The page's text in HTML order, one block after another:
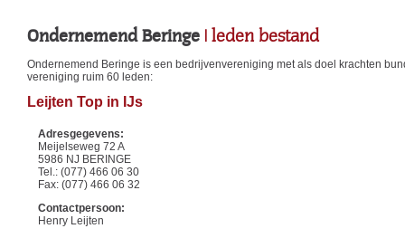
Ondernemend Beringe | leden bestand
Ondernemend Beringe is een bedrijvenvereniging met als doel krachten
vereniging ruim 60 leden:
Leijten Top in IJs
Adresgegevens:
Meijelseweg 72 A
5986 NJ BERINGE
Tel.: (077) 466 06 30
Fax: (077) 466 06 32
Contactpersoon:
Henry Leijten